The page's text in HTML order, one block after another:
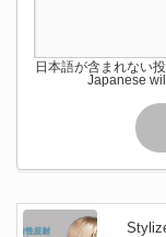
日本語が含まれない
Japanese